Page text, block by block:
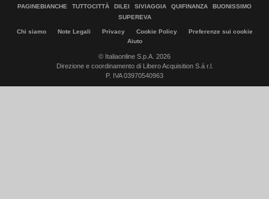
PAGINEBIANCHE
TUTTOCITTÀ DILEI SIVIAGGIA QUIFINANZA
BUONISSIMO
SUPEREVA
Chi siamo Note Legali Privacy Cookie Policy
Preferenze sui cookie
Aiuto
© Italiaonline S.p.A. 2026
Direzione e coordinamento di Libero Acquisition S.á r.l.
P. IVA 03970540963